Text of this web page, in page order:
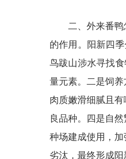
二、外来番
的作用。阳新四
鸟跋山涉水寻找
量元素。二是饲
肉质嫩滑细腻且
良品种。四是自
种场建成使用，
劣汰，最终形成阳